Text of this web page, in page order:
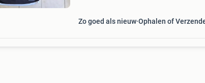
Zo goed als nieuw Ophalen of